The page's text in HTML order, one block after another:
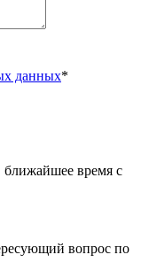
данных*
время с
вопрос по